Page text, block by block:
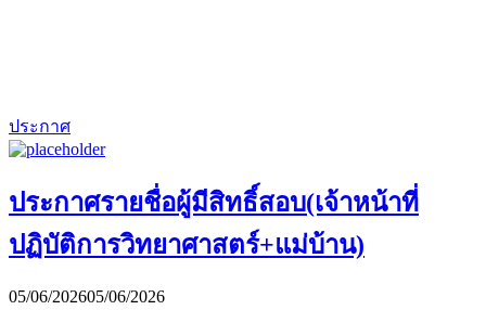
ประกาศ
ประกาศรายชื่อผู้มีสิทธิ์สอบ(เจ้าหน้าที่
ปฏิบัติการวิทยาศาสตร์+แม่บ้าน)
05/06/202605/06/2026